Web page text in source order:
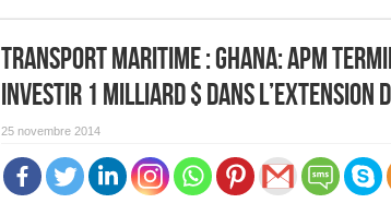
Transport maritime : Ghana: APM
investir 1 milliard $ dans l’extension
25 novembre 2014